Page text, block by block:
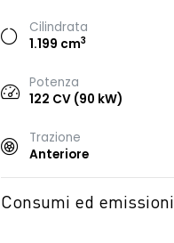
Cilindrata
1.199 cm3
Potenza
122 CV (90 kW)
Trazione
Anteriore
Consumi ed emissioni